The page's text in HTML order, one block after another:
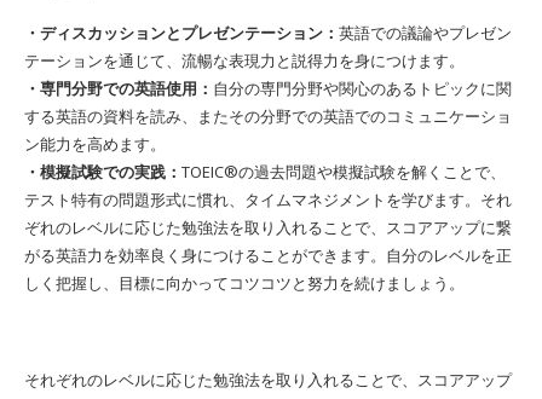
・ディスカッションとプレゼンテーション： 英語での議論やプレゼン
テーションを通じて、流暢な表現力と説得力を身につけます。
・専門分野での英語使用： 自分の専門分野や関心のあるトピックに関
する英語の資料を読み、またその分野での英語でのコミュニケーショ
ン能力を高めます。
・模擬試験での実践： TOEIC®の過去問題や模擬試験を解くことで、
テスト特有の問題形式に慣れ、タイムマネジメントを学びます。それ
ぞれのレベルに応じた勉強法を取り入れることで、スコアアップに繋
がる英語力を効率良く身につけることができます。自分のレベルを正
しく把握し、目標に向かってコツコツと努力を続けましょう。
それぞれのレベルに応じた勉強法を取り入れることで、スコアアップ